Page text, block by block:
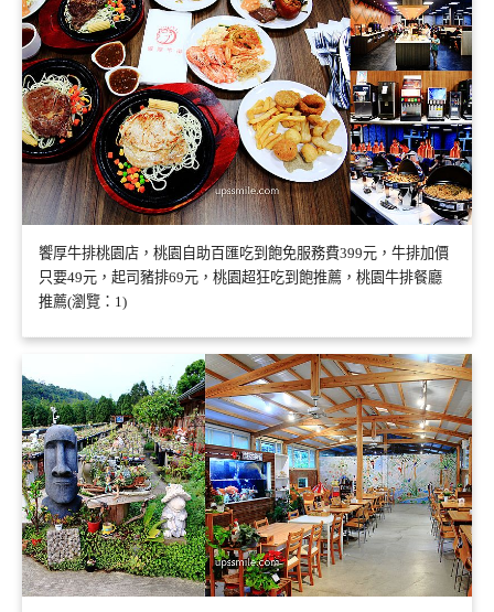
饗厚牛排桃園店，桃園自助百匯吃到飽免服務費399元，牛排加價
只要49元，起司豬排69元，桃園超狂吃到飽推薦，桃園牛排餐廳
推薦(瀏覽：1)